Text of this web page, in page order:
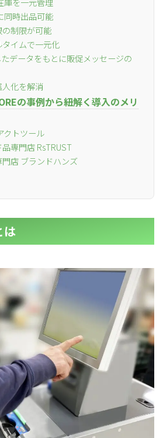
同時出品可能
制限が可能
イムで一元化
たデータをもとに販促メッセージの
化を解消
の事例から紐解く導入のメリ
クトツール
専門店 RsTRUST
店 ブランドハンズ
は